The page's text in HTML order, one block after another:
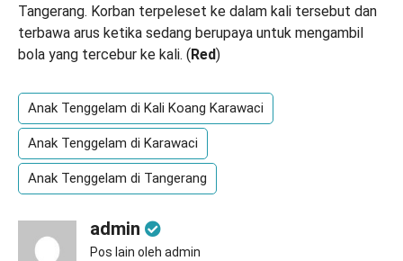
Tangerang. Korban terpeleset ke dalam kali tersebut dan
terbawa arus ketika sedang berupaya untuk mengambil
bola yang tercebur ke kali. ( Red)
Anak Tenggelam di Kali Koang Karawaci
Anak Tenggelam di Karawaci
Anak Tenggelam di Tangerang
admin
Pos lain oleh admin